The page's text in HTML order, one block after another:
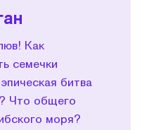
Как
семечки
битва
Что общего
моря?